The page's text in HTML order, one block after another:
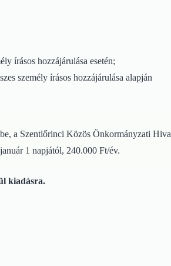
írásos hozzájárulása esetén;
személy írásos hozzájárulása alapján
a Szentlőrinci Közös Önkormányzati
1 napjától, 240.000 Ft/év.
kiadásra.